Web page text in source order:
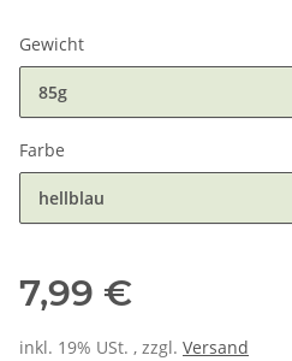
Gewicht
85g
Farbe
hellblau
7,99 €
inkl. 19% USt. , zzgl. Versand